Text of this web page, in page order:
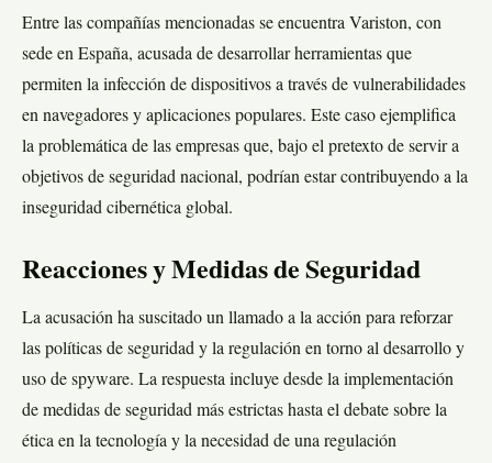
Entre las compañías mencionadas se encuentra Variston, con
sede en España, acusada de desarrollar herramientas que
permiten la infección de dispositivos a través de vulnerabilidades
en navegadores y aplicaciones populares. Este caso ejemplifica
la problemática de las empresas que, bajo el pretexto de servir a
objetivos de seguridad nacional, podrían estar contribuyendo a la
inseguridad cibernética global.
Reacciones y Medidas de Seguridad
La acusación ha suscitado un llamado a la acción para reforzar
las políticas de seguridad y la regulación en torno al desarrollo y
uso de spyware. La respuesta incluye desde la implementación
de medidas de seguridad más estrictas hasta el debate sobre la
ética en la tecnología y la necesidad de una regulación